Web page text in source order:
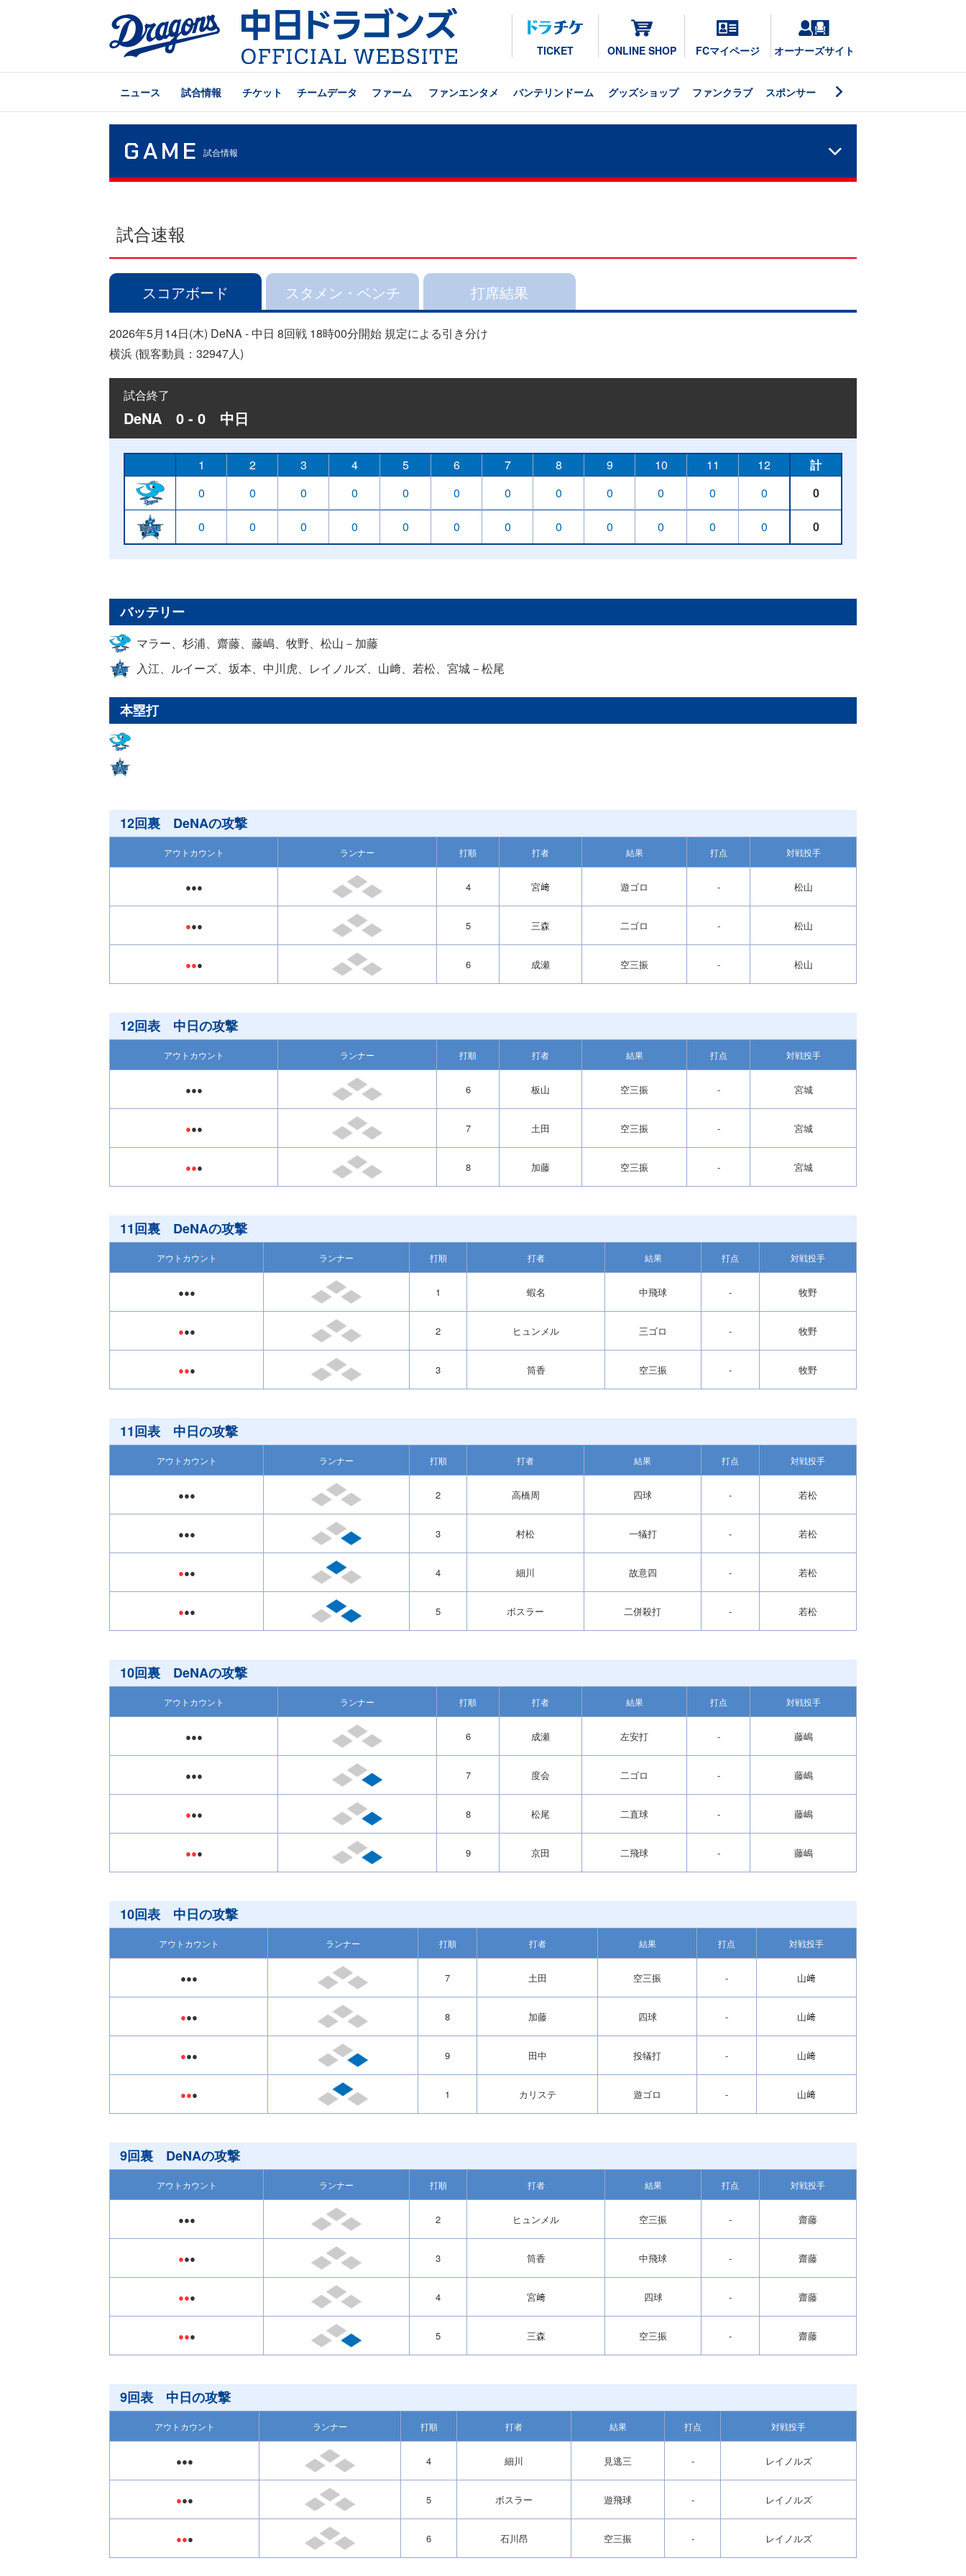
TICKET ONLINE SHOP FCマイページ オーナーズサイト
ニュース 試合情報 チケット チームデータ ファーム ファンエンタメ バンテリンドーム グッズショップ ファンクラブ スポンサー
GAME 試合情報
試合速報
スコアボード スタメン・ベンチ 打席結果
2026年5月14日(木) DeNA - 中日 8回戦 18時00分開始 規定による引き分け
横浜 (観客動員：32947人)
試合終了
DeNA 0 - 0 中日
1 2 3 4 5 6 7 8 9 10 11 12
計
0
0 0 0 0 0 0 0 0 0 0 0 0
0 0 0 0 0 0 0 0 0 0 0 0 0
バッテリー
マラー、杉浦、齋藤、藤嶋、牧野、松山－加藤
入江、ルイーズ、坂本、中川虎、レイノルズ、山﨑、若松、宮城－松尾
本塁打
12回裏 DeNAの攻撃
アウトカウント ランナー 打順 打者 結果 打点 対戦投手
●●● 4 宮﨑 遊ゴロ - 松山
●●● 5 三森 二ゴロ - 松山
●●● 6 成瀬 空三振 - 松山
12回表 中日の攻撃
アウトカウント ランナー 打順 打者 結果 打点 対戦投手
●●● 6 板山 空三振 - 宮城
●●● 7 土田 空三振 - 宮城
●●● 8 加藤 空三振 - 宮城
11回裏 DeNAの攻撃
アウトカウント ランナー 打順 打者 結果 打点 対戦投手
●●● 1 蝦名 中飛球 - 牧野
●●● 2 ヒュンメル 三ゴロ - 牧野
●●● 3 筒香 空三振 - 牧野
11回表 中日の攻撃
アウトカウント ランナー 打順 打者 結果 打点 対戦投手
●●● 2 高橋周 四球 - 若松
●●● 3 村松 一犠打 - 若松
●●● 4 細川 故意四 - 若松
●●● 5 ボスラー 二併殺打 - 若松
10回裏 DeNAの攻撃
アウトカウント ランナー 打順 打者 結果 打点 対戦投手
●●● 6 成瀬 左安打 - 藤嶋
●●● 7 度会 二ゴロ - 藤嶋
●●● 8 松尾 二直球 - 藤嶋
●●● 9 京田 二飛球 - 藤嶋
10回表 中日の攻撃
アウトカウント ランナー 打順 打者 結果 打点 対戦投手
●●● 7 土田 空三振 - 山﨑
●●● 8 加藤 四球 - 山﨑
●●● 9 田中 投犠打 - 山﨑
●●● 1 カリステ 遊ゴロ - 山﨑
9回裏 DeNAの攻撃
アウトカウント ランナー 打順 打者 結果 打点 対戦投手
●●● 2 ヒュンメル 空三振 - 齋藤
●●● 3 筒香 中飛球 - 齋藤
●●● 4 宮﨑 四球 - 齋藤
●●● 5 三森 空三振 - 齋藤
9回表 中日の攻撃
アウトカウント ランナー 打順 打者 結果 打点 対戦投手
●●● 4 細川 見逃三 - レイノルズ
●●● 5 ボスラー 遊飛球 - レイノルズ
●●● 6 石川昂 空三振 - レイノルズ